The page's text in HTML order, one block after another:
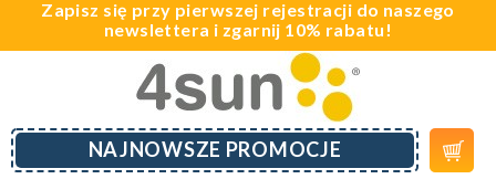
Zapisz się przy pierwszej rejestracji do naszego
newslettera i zgarnij 10% rabatu!
NAJNOWSZE PROMOCJE 